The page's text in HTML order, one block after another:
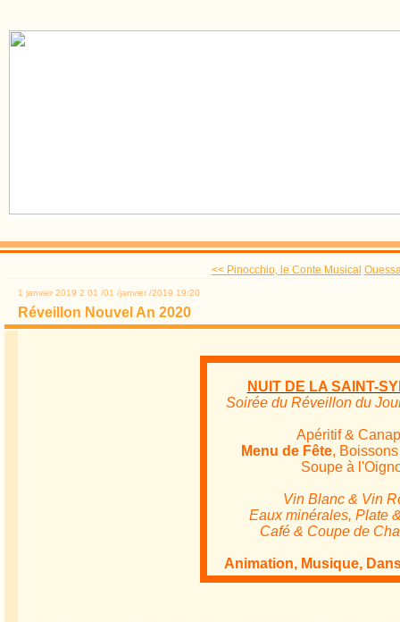
<< Pinocchio, le Conte Musical
1 janvier 2019 2 01 /01 /janvier /2019 19:20
Réveillon Nouvel An 2020
NUIT DE LA SAINT-
Soirée du Réveillon du
Apéritif &
Menu de Fête,
Soupe à
Vin Blanc & Vin
Eaux minérales, Plate
Café & Coupe de
Animation, Musique,